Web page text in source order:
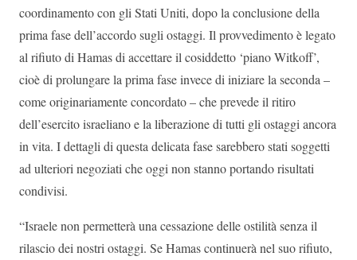
coordinamento con gli Stati Uniti, dopo la conclusione della
prima fase dell’accordo sugli ostaggi. Il provvedimento è legato
al rifiuto di Hamas di accettare il cosiddetto ‘piano Witkoff’,
cioè di prolungare la prima fase invece di iniziare la seconda –
come originariamente concordato – che prevede il ritiro
dell’esercito israeliano e la liberazione di tutti gli ostaggi ancora
in vita. I dettagli di questa delicata fase sarebbero stati soggetti
ad ulteriori negoziati che oggi non stanno portando risultati
condivisi.
“Israele non permetterà una cessazione delle ostilità senza il
rilascio dei nostri ostaggi. Se Hamas continuerà nel suo rifiuto,